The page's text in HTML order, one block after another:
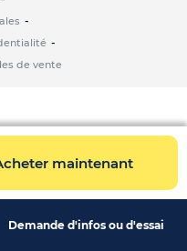
maintenant
Demande d'infos ou d'essai
de vente